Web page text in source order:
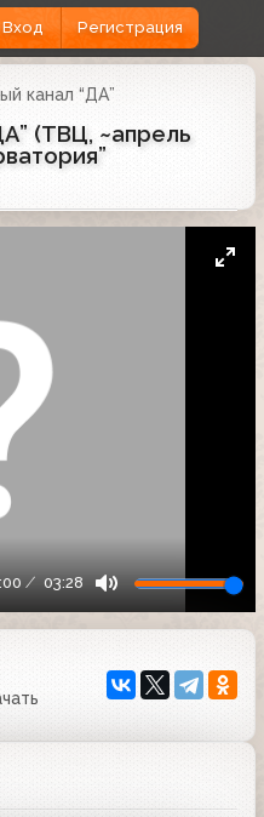
Вход Регистрация
канал “ДА”
(ТВЦ, ~апрель
03:28